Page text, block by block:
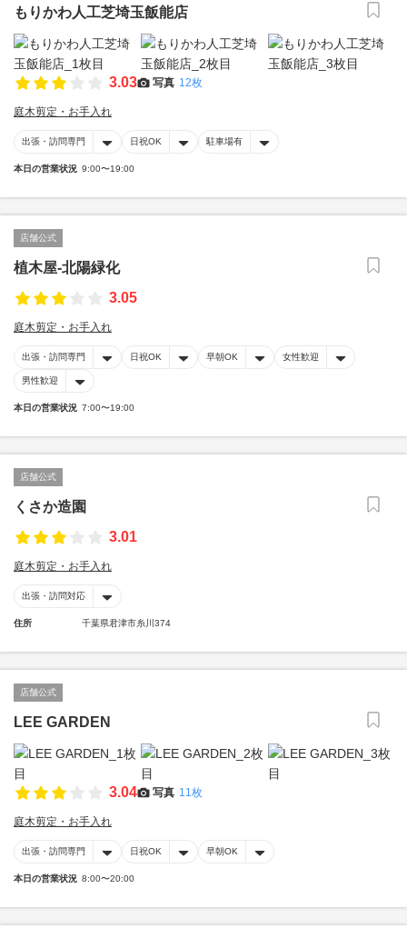
もりかわ人工芝埼玉飯能店
3.03 写真 12枚
庭木剪定・お手入れ
出張・訪問専門 日祝OK 駐車場有
本日の営業状況 9:00〜19:00
店舗公式
植木屋-北陽緑化
3.05
庭木剪定・お手入れ
出張・訪問専門 日祝OK 早朝OK 女性歓迎
男性歓迎
本日の営業状況 7:00〜19:00
店舗公式
くさか造園
3.01
庭木剪定・お手入れ
出張・訪問対応
住所 千葉県君津市糸川374
店舗公式
LEE GARDEN
3.04 写真 11枚
庭木剪定・お手入れ
出張・訪問専門 日祝OK 早朝OK
本日の営業状況 8:00〜20:00